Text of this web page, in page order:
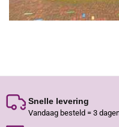
Snelle levering
Vandaag besteld = 3